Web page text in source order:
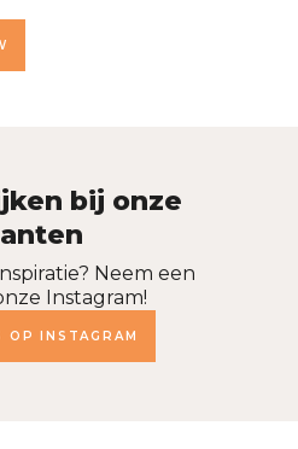
bij onze
Neem een
Instagram!
OP INSTAGRAM